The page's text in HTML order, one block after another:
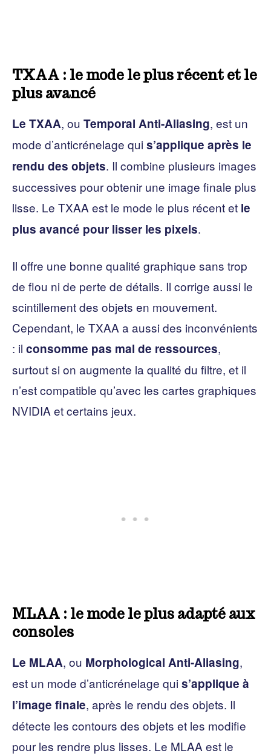
TXAA : le mode le plus récent et le
plus avancé
Le TXAA, ou Temporal Anti-Aliasing, est un
mode d’anticrénelage quis’applique après le
rendu des objets. Il combine plusieurs images
successives pour obtenir une image finale plus
lisse. Le TXAA est le mode le plus récent et le
plus avancé pour lisser les pixels.
Il offre une bonne qualité graphique sans trop
de flou ni de perte de détails. Il corrige aussi le
scintillement des objets en mouvement.
Cependant, le TXAA a aussi des inconvénients
: il consomme pas mal de ressources,
surtout si on augmente la qualité du filtre, et il
n’est compatible qu’avec les cartes graphiques
NVIDIA et certains jeux.
MLAA : le mode le plus adapté aux
consoles
Le MLAA, ou Morphological Anti-Aliasing,
est un mode d’anticrénelage quis’applique à
l’image finale, après le rendu des objets. Il
détecte les contours des objets et les modifie
pour les rendre plus lisses. Le MLAA est le